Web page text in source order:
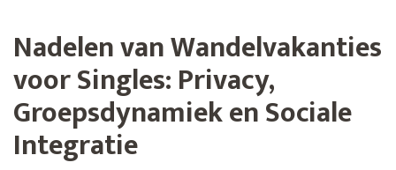
Nadelen van Wandelvakanties
voor Singles: Privacy,
Groepsdynamiek en Sociale
Integratie